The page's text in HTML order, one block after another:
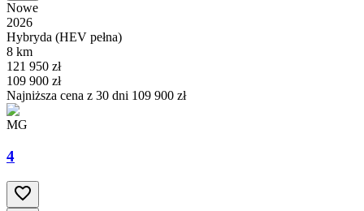
Nowe
2026
Hybryda (HEV pełna)
8 km
121 950 zł
109 900 zł
Najniższa cena z 30 dni 109 900 zł
MG
4